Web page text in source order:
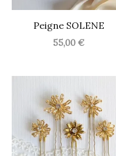
Peigne SOLENE
55,00 €